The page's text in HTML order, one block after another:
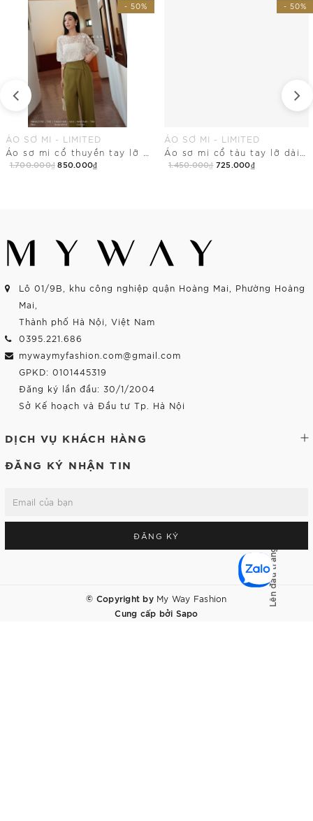
- 50%
ÁO SƠ MI - LIMITED
1.700.000₫ 850.000₫
- 50%
ÁO SƠ MI - LIMITED
1.450.000₫ 725.000₫
Lô 01/9B, khu công nghiệp quận Hoàng Mai, Phường Hoàng
Mai,
Thành phố Hà Nội, Việt Nam
0395.221.686
mywaymyfashion.com@gmail.com
GPKD: 0101445319
Đăng ký lần đầu: 30/1/2004
Sở Kế hoạch và Đầu tư Tp. Hà Nội
DỊCH VỤ KHÁCH HÀNG
ĐĂNG KÝ NHẬN TIN
ĐĂNG KÝ
© Copyright by My Way Fashion
Cung cấp bởi Sapo
Lên đầu trang